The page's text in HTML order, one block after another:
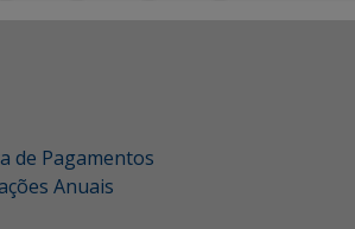
de Pagamentos
Anuais